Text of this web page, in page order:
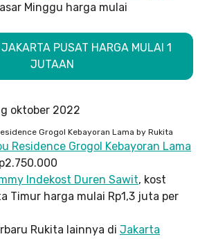
Minggu harga mulai
PUSAT HARGA MULAI 1
JUTAAN
Grogol Kebayoran Lama by Rukita
Residence Grogol Kebayoran Lama
Indekost Duren Sawit, kost
Timur harga mulai Rp1,3 juta per
Rukita lainnya di Jakarta